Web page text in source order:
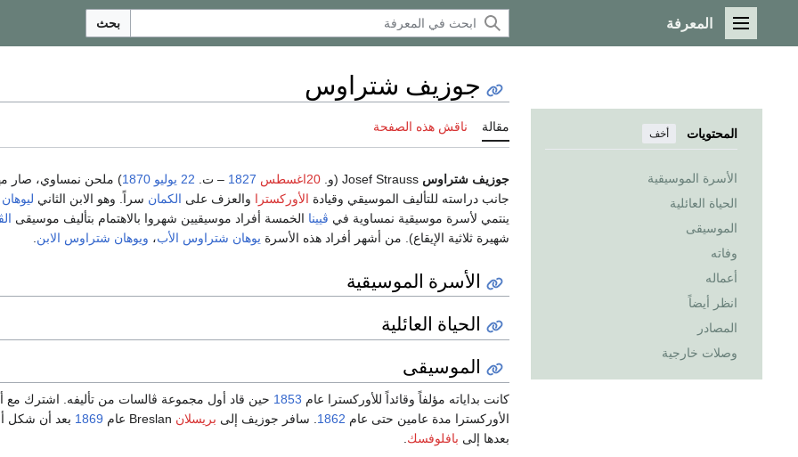
القائمة الرئيسية
المعرفة بحث
المحتويات أخف
الأسرة الموسيقية
الحياة العائلية
الموسيقى
وفاته
أعماله
انظر أيضاً
المصادر
وصلات خارجية
جوزيف شتراوس
مقالة ناقش هذه الصفحة
جوزيف شتراوس 20اغسطس 1827 – ت. 22 يوليو 1870) ملحن نمساوي، صار
جانب دراسته للتأليف الموسيقي وقيادة الأوركسترا والعزف على الكمان سراً. وهو الابن الثاني
ينتمي لأسرة موسيقية نمساوية في ڤيينا الخمسة أفراد موسيقيين شهروا بالاهتمام بتأليف موسيقى
شهيرة ثلاثية الإيقاع). من أشهر أفراد هذه الأسرة يوهان شتراوس الأب، ويوهان شتراوس الابن
الأسرة الموسيقية
الحياة العائلية
الموسيقى
كانت بداياته مؤلفاً وقائداً للأوركسترا عام 1853 حين قاد أول مجموعة ڤالسات من تأليفه. اشترك مع
الأوركسترا مدة عامين حتى عام 1862 . سافر جوزيف إلى بريسلان 1869 بعد أن شكل
بعدها إلى بافلوفسك